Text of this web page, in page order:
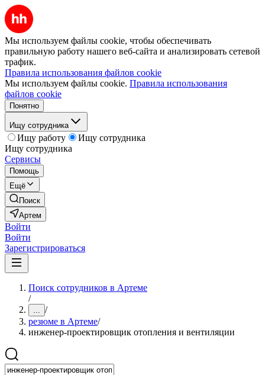
Мы используем файлы cookie, чтобы обеспечивать
правильную работу нашего веб-сайта и анализировать сетевой
трафик.
Правила использования файлов cookie
Мы используем файлы cookie. Правила использования
файлов cookie
Понятно
Ищу сотрудника
Ищу работу
Ищу сотрудника
Ищу сотрудника
Сервисы
Помощь
Ещё
Поиск
Артем
Войти
Войти
Зарегистрироваться
Поиск сотрудников в Артеме
/
... /
резюме в Артеме/
инженер-проектировщик отопления и вентиляции